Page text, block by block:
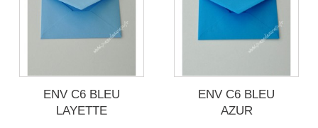
ENV C6 BLEU
LAYETTE
ENV C6 BLEU
AZUR